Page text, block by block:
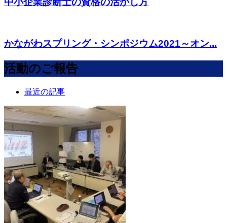
かながわスプリング・シンポジウム2021～オン...
活動のご報告
最近の記事